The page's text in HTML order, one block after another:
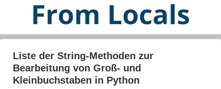
Liste der String-Methoden zur
Bearbeitung von Groß- und
Kleinbuchstaben in Python